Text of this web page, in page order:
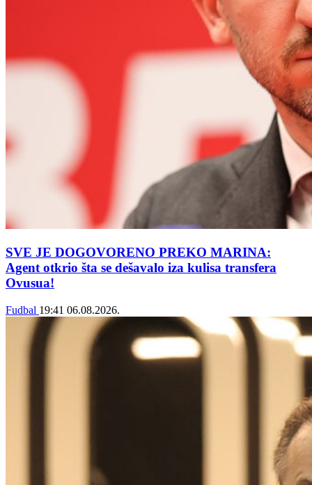
SVE JE DOGOVORENO PREKO MARINA:
Agent otkrio šta se dešavalo iza kulisa transfera
Ovusua!
Fudbal 19:41 06.08.2026.